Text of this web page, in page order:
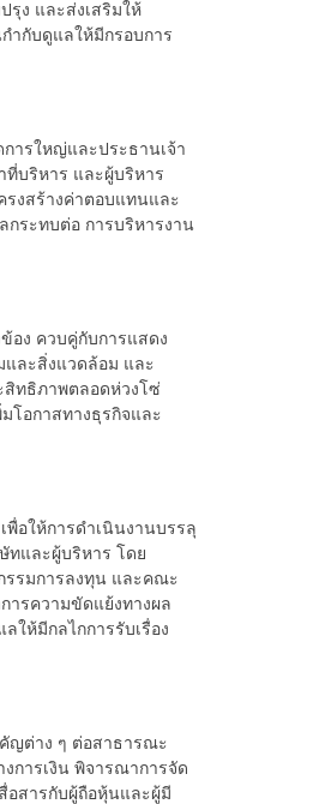
ง และส่งเสริมให้
ำกับดูแลให้มีกรอบการ
ารใหญ่และประธานเจ้า
บริหาร และผู้บริหาร
รงสร้างค่าตอบแทนและ
กระทบต่อ การบริหารงาน
ง ควบคู่กับการแสดง
และสิ่งแวดล้อม และ
สิทธิภาพตลอดห่วงโซ่
โอกาสทางธุรกิจและ
อให้การดำเนินงานบรรลุ
ทและผู้บริหาร โดย
รรมการลงทุน และคณะ
รความขัดแย้งทางผล
ให้มีกลไกการรับเรื่อง
ญต่าง ๆ ต่อสาธารณะ
การเงิน พิจารณาการจัด
อสารกับผู้ถือหุ้นและผู้มี